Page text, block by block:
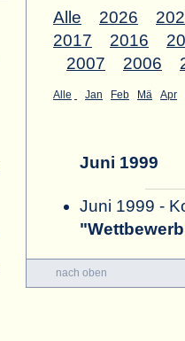
Alle
2026
2017
2016
2007
2006
Alle Jan Feb Mä Apr
Juni 1999
Juni 1999 -
nach oben